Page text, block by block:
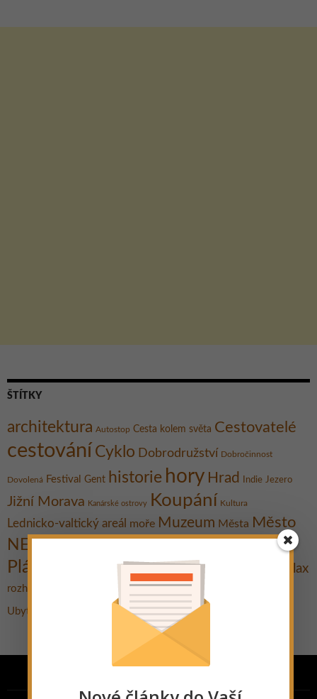
ŠTÍTKY
architektura Autostop Cesta kolem světa Cestovatelé
cestování Cyklo Dobrodružství Dobročinnost
Dovolená Festival Gent historie hory Hrad Indie Jezero
Jižní Morava Kanárské ostrovy Koupání Kultura
Lednicko-valtický areál moře Muzeum Města Město
NEJ
OstrovPamátky Plavba lodí
Pláž Praktické rady Relax
rozhledna Tipy na výlet
Ubytování UNESCO Výlet Život na cestách